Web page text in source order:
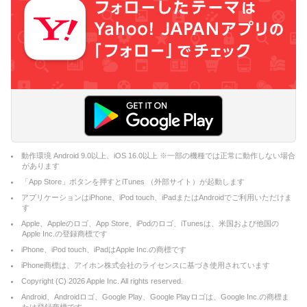
動作環境 Android 9.0以上、iOS 16.0以上 ※一部の機種では正常に動作しない場合
があります
「App Store」ボタンを押すとiTunes （外部サイト）が起動します
アプリケーションはiPhone、iPod touch、iPadまたはAndroidでご利用いただけま
す
Apple、Appleのロゴ、App Store、iPodのロゴ、iTunesは、米国および他国の
Apple Inc.の登録商標です
iPhone、iPod touch、iPadはApple Inc.の商標です
iPhone商標は、アイホン株式会社のライセンスに基づき使用されています
Copyright (C) 2026Apple Inc. All rights reserved.
Android、Androidロゴ、Google Play、Google Playロゴは、Google Inc.の商標ま